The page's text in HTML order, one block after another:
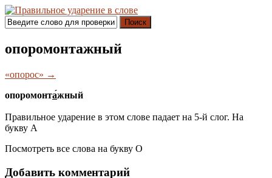
Поиск
опоромонтажный
«опорос» →
опоромонта́жный
Правильное ударение в этом слове падает на 5-й слог. На
букву А
Посмотреть все слова на букву О
Добавить комментарий